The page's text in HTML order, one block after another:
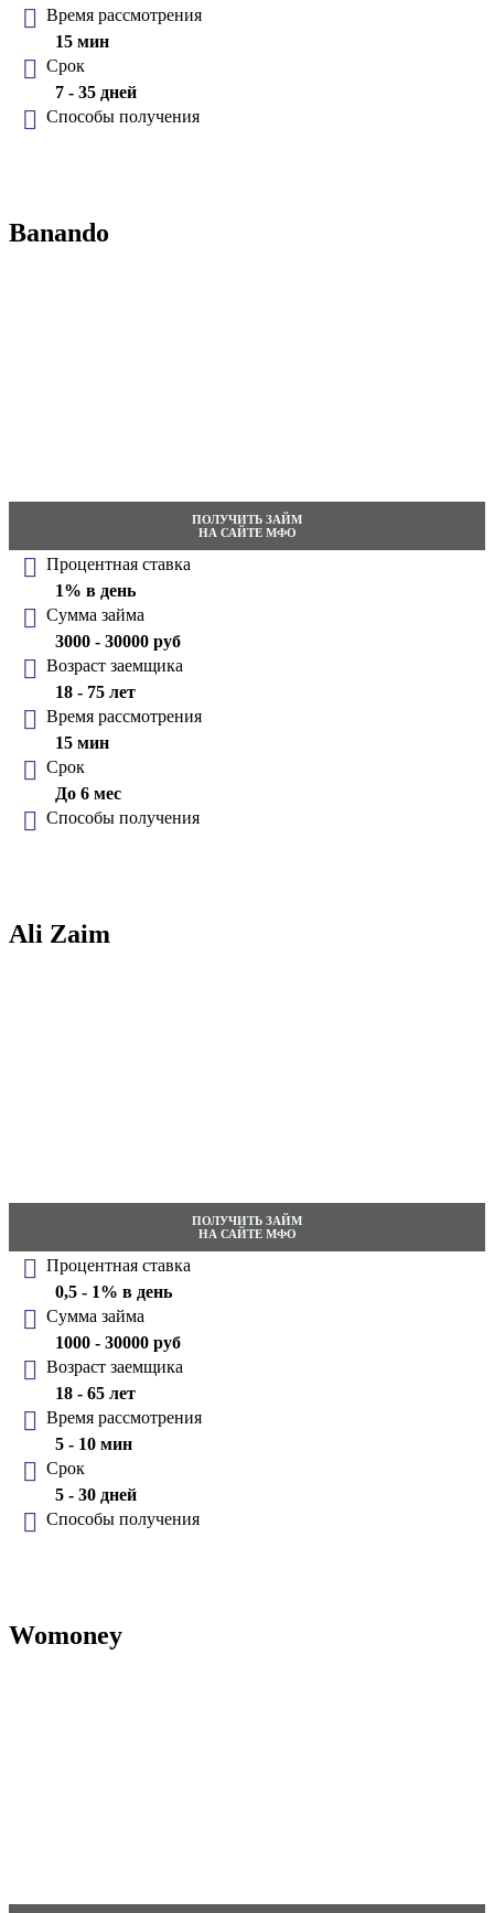
Время рассмотрения
15 мин
Срок
7 - 35 дней
Способы получения
Banando
ПОЛУЧИТЬ ЗАЙМ
НА САЙТЕ МФО
Процентная ставка
1% в день
Сумма займа
3000 - 30000 руб
Возраст заемщика
18 - 75 лет
Время рассмотрения
15 мин
Срок
До 6 мес
Способы получения
Ali Zaim
ПОЛУЧИТЬ ЗАЙМ
НА САЙТЕ МФО
Процентная ставка
0,5 - 1% в день
Сумма займа
1000 - 30000 руб
Возраст заемщика
18 - 65 лет
Время рассмотрения
5 - 10 мин
Срок
5 - 30 дней
Способы получения
Womoney